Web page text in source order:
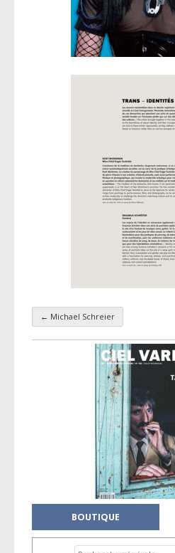
Navigation par
← Michael Schreier
BOUTIQUE